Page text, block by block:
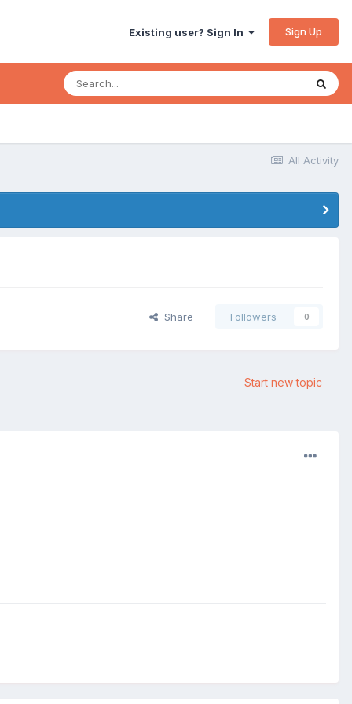
Existing user? Sign In Sign Up
All Activity
Share Followers 0
Start new topic